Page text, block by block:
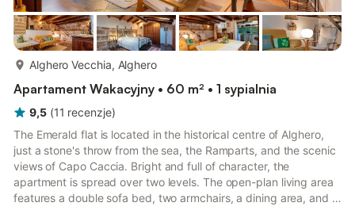
Alghero Vecchia, Alghero
Apartament Wakacyjny • 60 m² • 1 sypialnia
9,5 (11 recenzje)
The Emerald flat is located in the historical centre of Alghero,
just a stone's throw from the sea, the Ramparts, and the scenic
views of Capo Caccia. Bright and full of character, the
apartment is spread over two levels. The open-plan living area
features a double sofa bed, two armchairs, a dining area, and a